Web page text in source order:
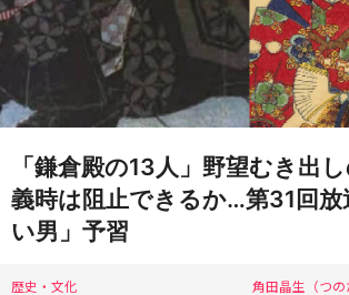
「鎌倉殿の13人」野望むき出し
義時は阻止できるか…第31回放
い男」予習
歴史・文化 角田晶生（つの